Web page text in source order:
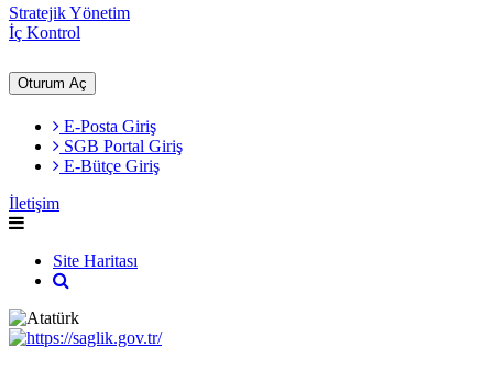
Stratejik Yönetim
İç Kontrol
Oturum Aç
E-Posta Giriş
SGB Portal Giriş
E-Bütçe Giriş
İletişim
Site Haritası